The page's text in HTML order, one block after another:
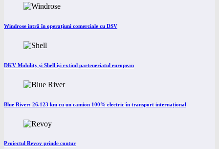
Windrose intră în operațiuni comerciale cu DSV
DKV Mobility și Shell își extind parteneriatul european
Blue River: 26.123 km cu un camion 100% electric în transport internațional
Proiectul Revoy prinde contur